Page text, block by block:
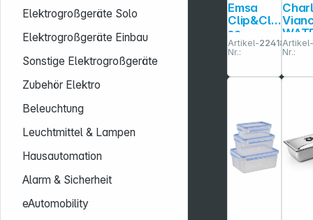
Elektrogroßgeräte Solo
Elektrogroßgeräte Einbau
Sonstige Elektrogroßgeräte
Zubehör Elektro
Beleuchtung
Leuchtmittel & Lampen
Hausautomation
Alarm & Sicherheit
eAutomobility
Emsa
Clip&Clo
se
508566
transp./b
lau 3-tlg.
Artikel-
Nr.:
224186
cm
Artikel-
Nr.: